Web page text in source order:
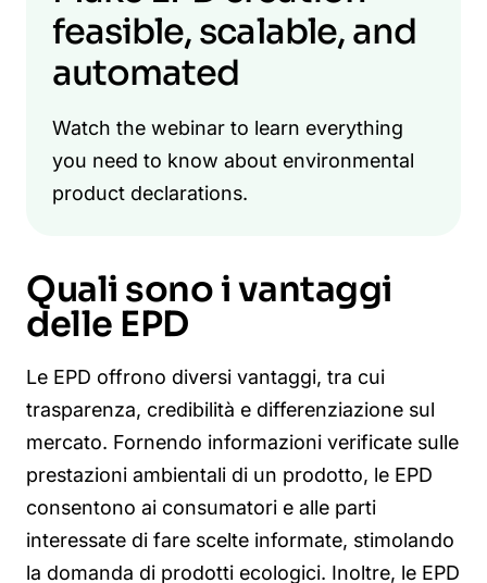
feasible, scalable, and
automated
Watch the webinar to learn everything
you need to know about environmental
product declarations.
Quali sono i vantaggi
delle EPD
Le EPD offrono diversi vantaggi, tra cui
trasparenza, credibilità e differenziazione sul
mercato. Fornendo informazioni verificate sulle
prestazioni ambientali di un prodotto, le EPD
consentono ai consumatori e alle parti
interessate di fare scelte informate, stimolando
la domanda di prodotti ecologici. Inoltre, le EPD